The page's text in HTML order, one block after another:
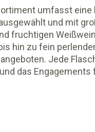
umfasst eine
und mit
fruchtigen
hin zu fein
Jede
das Engagements